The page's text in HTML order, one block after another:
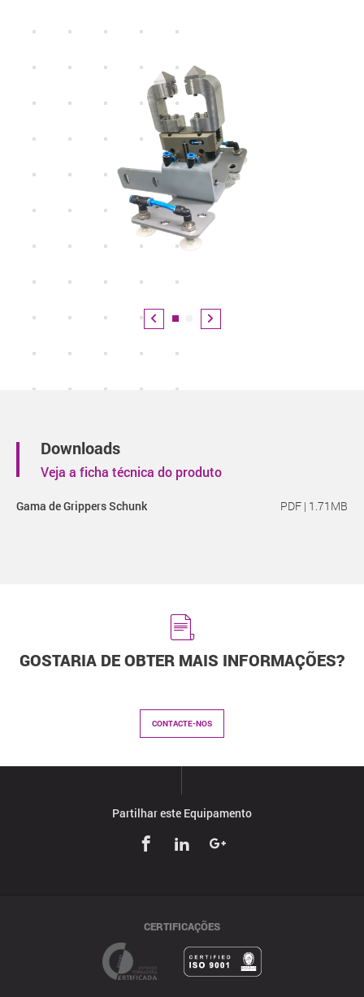
Downloads
Veja a ficha técnica do produto
Gama de Grippers Schunk PDF | 1.71MB
GOSTARIA DE OBTER MAIS INFORMAÇÕES?
CONTACTE-NOS
Partilhar este Equipamento
CERTIFICAÇÕES